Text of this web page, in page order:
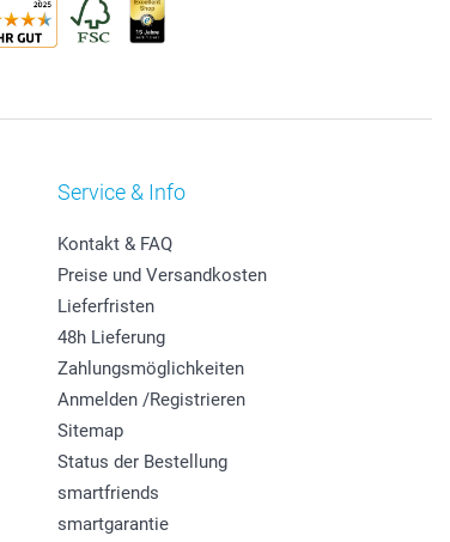
Service & Info
Kontakt & FAQ
Preise und Versandkosten
Lieferfristen
48h Lieferung
Zahlungsmöglichkeiten
Anmelden /Registrieren
Sitemap
Status der Bestellung
smartfriends
smartgarantie